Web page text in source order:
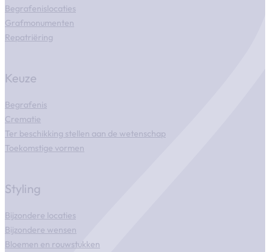
Begrafenislocaties
Grafmonumenten
Repatriëring
Keuze
Begrafenis
Crematie
Ter beschikking stellen aan de wetenschap
Toekomstige vormen
Styling
Bijzondere locaties
Bijzondere wensen
Bloemen en rouwstukken